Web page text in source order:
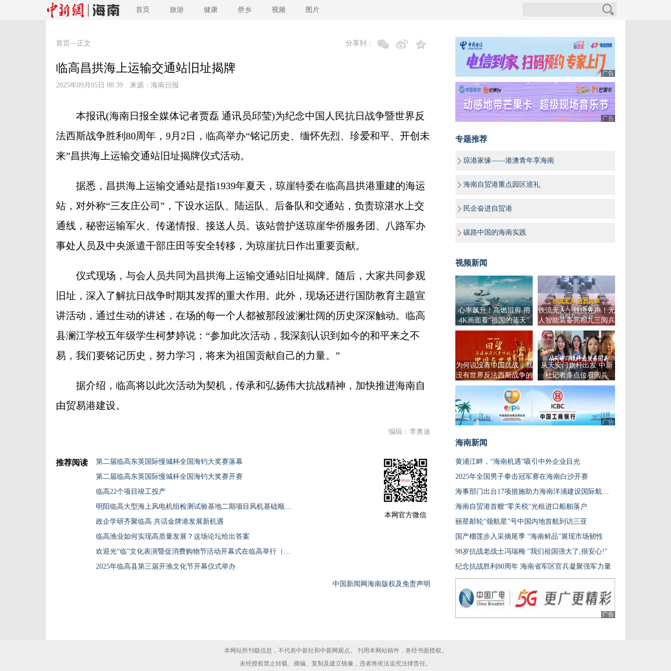
首页 旅游 健康 侨乡 视频 图片
首页 —正文 分享到：
临高昌拱海上运输交通站旧址揭牌
2025年09月05日 08:39 来源： 海南日报
本报讯(海南日报全媒体记者贾磊 通讯员邱莹)为纪念中国人民抗日战争暨世界反
法西斯战争胜利80周年，9月2日，临高举办“铭记历史、缅怀先烈、珍爱和平、开创未
来”昌拱海上运输交通站旧址揭牌仪式活动。
据悉，昌拱海上运输交通站是指1939年夏天，琼崖特委在临高昌拱港重建的海运
站，对外称“三友庄公司”，下设水运队、陆运队、后备队和交通站，负责琼湛水上交
通线，秘密运输军火、传递情报、接送人员。该站曾护送琼崖华侨服务团、八路军办
事处人员及中央派遣干部庄田等安全转移，为琼崖抗日作出重要贡献。
仪式现场，与会人员共同为昌拱海上运输交通站旧址揭牌。随后，大家共同参观
旧址，深入了解抗日战争时期其发挥的重大作用。此外，现场还进行国防教育主题宣
讲活动，通过生动的讲述，在场的每一个人都被那段波澜壮阔的历史深深触动。临高
县澜江学校五年级学生柯梦婷说：“参加此次活动，我深刻认识到如今的和平来之不
易，我们要铭记历史，努力学习，将来为祖国贡献自己的力量。”
据介绍，临高将以此次活动为契机，传承和弘扬伟大抗战精神，加快推进海南自
由贸易港建设。
编辑：李奥迪
推荐阅读
第二届临高东英国际慢城杯全国海钓大奖赛落幕
第二届临高东英国际慢城杯全国海钓大奖赛开赛
临高22个项目竣工投产
明阳临高大型海上风电机组检测试验基地二期项目风机基础顺利完工
政企学研齐聚临高 共话金牌港发展新机遇
临高渔业如何实现高质量发展？这场论坛给出答案
欢迎光“临”文化表演暨促消费购物节活动开幕式在临高举行（组图）
2025年临高县第三届开渔文化节开幕仪式举办
本网官方微信
中国新闻网海南版权及免责声明
广告
广告
专题推荐
琼港家缘——港澳青年享海南
海南自贸港重点园区巡礼
民企奋进自贸港
碳路中国的海南实践
视频新闻
心率飙升！高燃混剪 用
4K画面看“祖国的蓝天”
铁流无人，胜负先声！无
人智能装备亮相九三阅兵
为何说没有中国抗战，就
没有世界反法西斯战争的
胜利？
从天安门旗杆出发 中新
社记者多点位看阅兵
广告
海南新闻
黄浦江畔，“海南机遇”吸引中外企业目光
2025年全国男子拳击冠军赛在海南白沙开赛
海事部门出台17项措施助力海南洋浦建设国际航运枢纽
海南自贸港首艘“零关税”光租进口船舶落户
丽星邮轮“领航星”号中国内地首航到访三亚
国产榴莲步入采摘尾季 “海南鲜品”展现市场韧性
98岁抗战老战士冯瑞梅:"我们祖国强大了,很安心!"
纪念抗战胜利80周年 海南省军区官兵凝聚强军力量
广告
本网站所刊载信息，不代表中新社和中新网观点。 刊用本网站稿件，务经书面授权。
未经授权禁止转载、摘编、复制及建立镜像，违者将依法追究法律责任。